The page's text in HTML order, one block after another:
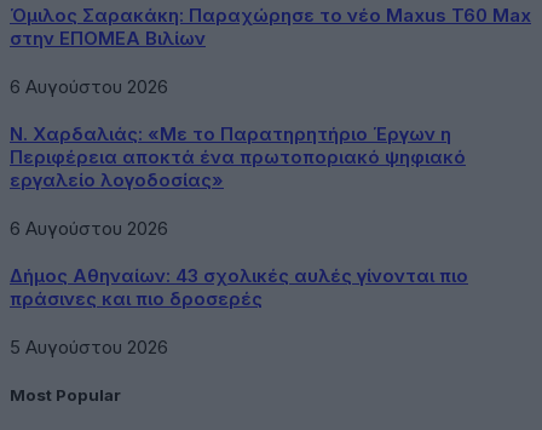
Όμιλος Σαρακάκη: Παραχώρησε το νέο Maxus T60 Max
στην ΕΠΟΜΕΑ Βιλίων
6 Αυγούστου 2026
Ν. Χαρδαλιάς: «Με το Παρατηρητήριο Έργων η
Περιφέρεια αποκτά ένα πρωτοποριακό ψηφιακό
εργαλείο λογοδοσίας»
6 Αυγούστου 2026
Δήμος Αθηναίων: 43 σχολικές αυλές γίνονται πιο
πράσινες και πιο δροσερές
5 Αυγούστου 2026
Most Popular